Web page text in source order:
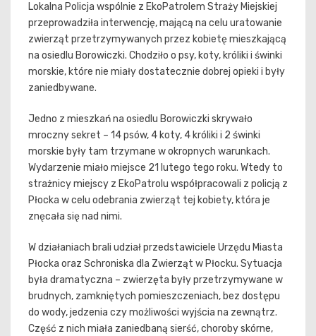
Lokalna Policja wspólnie z EkoPatrolem Straży Miejskiej
przeprowadziła interwencję, mającą na celu uratowanie
zwierząt przetrzymywanych przez kobietę mieszkającą
na osiedlu Borowiczki. Chodziło o psy, koty, króliki i świnki
morskie, które nie miały dostatecznie dobrej opieki i były
zaniedbywane.
Jedno z mieszkań na osiedlu Borowiczki skrywało
mroczny sekret – 14 psów, 4 koty, 4 króliki i 2 świnki
morskie były tam trzymane w okropnych warunkach.
Wydarzenie miało miejsce 21 lutego tego roku. Wtedy to
strażnicy miejscy z EkoPatrolu współpracowali z policją z
Płocka w celu odebrania zwierząt tej kobiety, która je
znęcała się nad nimi.
W działaniach brali udział przedstawiciele Urzędu Miasta
Płocka oraz Schroniska dla Zwierząt w Płocku. Sytuacja
była dramatyczna – zwierzęta były przetrzymywane w
brudnych, zamkniętych pomieszczeniach, bez dostępu
do wody, jedzenia czy możliwości wyjścia na zewnątrz.
Część z nich miała zaniedbaną sierść, choroby skórne,